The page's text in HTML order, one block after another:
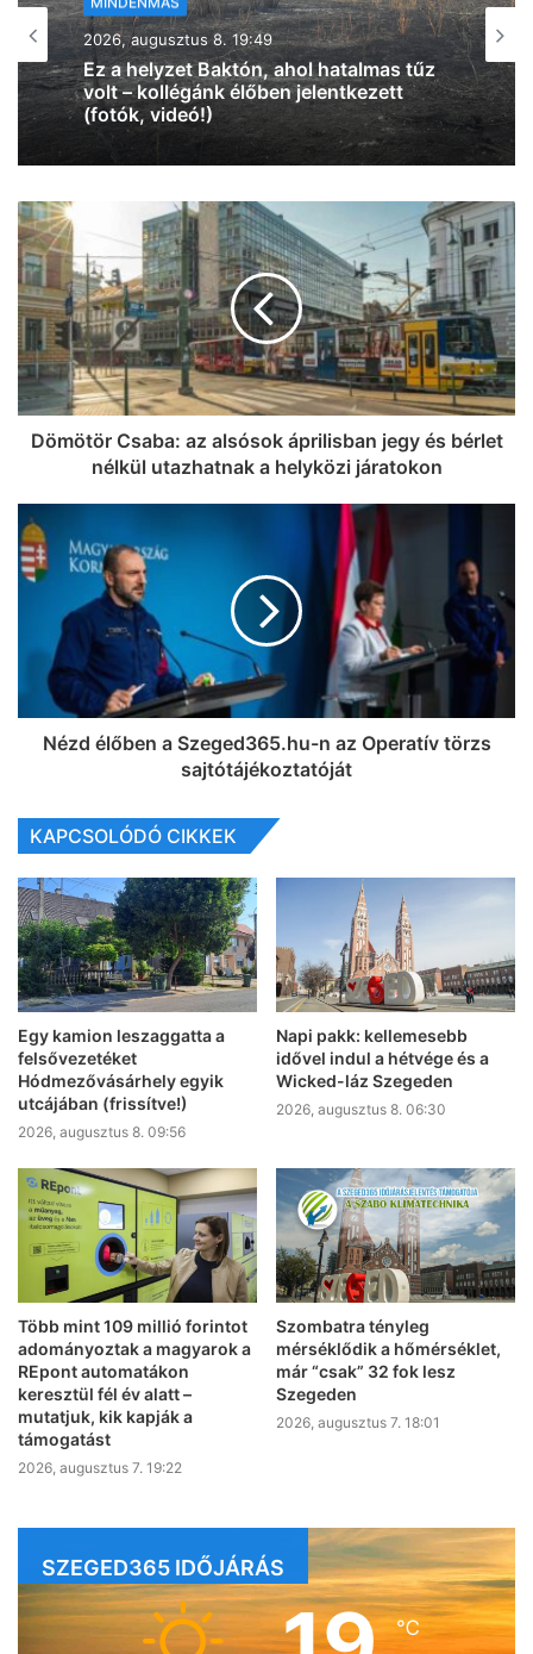
MINDENMÁS
2026, augusztus 8. 18:00
Vasárnap újra belehúz a meleg, 34 fok
lesz
Dömötör Csaba: az alsósok áprilisban jegy és bérlet
nélkül utazhatnak a helyközi járatokon
Nézd élőben a Szeged365.hu-n az Operatív törzs
sajtótájékoztatóját
KAPCSOLÓDÓ CIKKEK
Egy kamion leszaggatta a
felsővezetéket
Hódmezővásárhely egyik
utcájában (frissítve!)
2026, augusztus 8. 09:56
Napi pakk: kellemesebb
idővel indul a hétvége és a
Wicked-láz Szegeden
2026, augusztus 8. 06:30
Több mint 109 millió forintot
adományoztak a magyarok a
REpont automatákon
keresztül fél év alatt –
mutatjuk, kik kapják a
támogatást
2026, augusztus 7. 19:22
Szombatra tényleg
mérséklődik a hőmérséklet,
már “csak” 32 fok lesz
Szegeden
2026, augusztus 7. 18:01
SZEGED365 IDŐJÁRÁS
℃